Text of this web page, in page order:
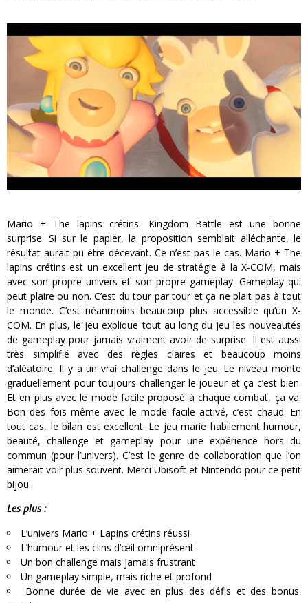
Mario + The lapins crétins: Kingdom Battle est une bonne
surprise. Si sur le papier, la proposition semblait alléchante, le
résultat aurait pu être décevant. Ce n’est pas le cas. Mario + The
lapins crétins est un excellent jeu de stratégie à la X-COM, mais
avec son propre univers et son propre gameplay. Gameplay qui
peut plaire ou non. C’est du tour par tour et ça ne plait pas à tout
le monde. C’est néanmoins beaucoup plus accessible qu’un X-
COM. En plus, le jeu explique tout au long du jeu les nouveautés
de gameplay pour jamais vraiment avoir de surprise. Il est aussi
très simplifié avec des règles claires et beaucoup moins
d’aléatoire. Il y a un vrai challenge dans le jeu. Le niveau monte
graduellement pour toujours challenger le joueur et ça c’est bien.
Et en plus avec le mode facile proposé à chaque combat, ça va.
Bon des fois même avec le mode facile activé, c’est chaud. En
tout cas, le bilan est excellent. Le jeu marie habilement humour,
beauté, challenge et gameplay pour une expérience hors du
commun (pour l’univers). C’est le genre de collaboration que l’on
aimerait voir plus souvent. Merci Ubisoft et Nintendo pour ce petit
bijou.
Les plus :
L’univers Mario + Lapins crétins réussi
L’humour et les clins d’œil omniprésent
Un bon challenge mais jamais frustrant
Un gameplay simple, mais riche et profond
Bonne durée de vie avec en plus des défis et des bonus